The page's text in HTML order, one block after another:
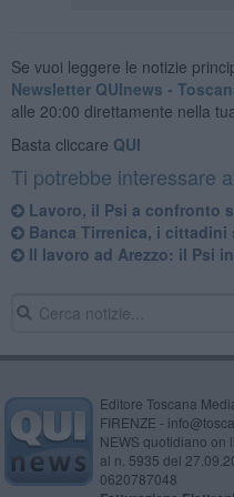
Se vuoi leggere le notizie
Newsletter QUInews -
alle 20:00 direttamente nella
Basta cliccare QUI
Ti potrebbe interessare
Lavoro, il Psi a confronto
Banca Tirrenica, i cittadini
Il lavoro ad Arezzo: il Psi
Editore Toscana
FIRENZE -
NEWS quotidiano on
al n. 5935 del
0620787048